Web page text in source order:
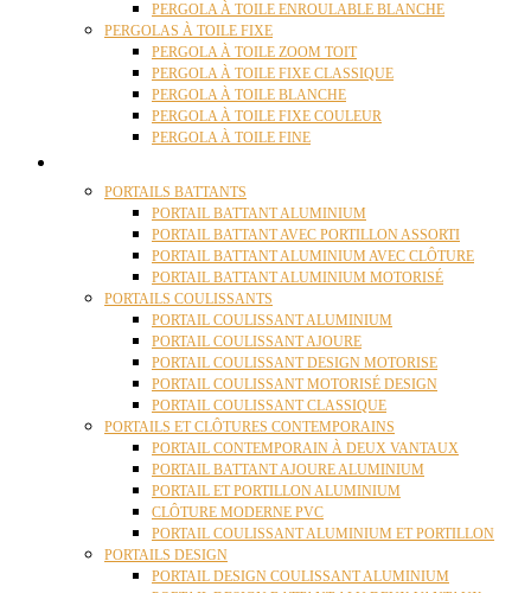
PERGOLA À TOILE ENROULABLE BLANCHE
PERGOLAS À TOILE FIXE
PERGOLA À TOILE ZOOM TOIT
PERGOLA À TOILE FIXE CLASSIQUE
PERGOLA À TOILE BLANCHE
PERGOLA À TOILE FIXE COULEUR
PERGOLA À TOILE FINE
PORTAILS BATTANTS
PORTAIL BATTANT ALUMINIUM
PORTAIL BATTANT AVEC PORTILLON ASSORTI
PORTAIL BATTANT ALUMINIUM AVEC CLÔTURE
PORTAIL BATTANT ALUMINIUM MOTORISÉ
PORTAILS COULISSANTS
PORTAIL COULISSANT ALUMINIUM
PORTAIL COULISSANT AJOURE
PORTAIL COULISSANT DESIGN MOTORISE
PORTAIL COULISSANT MOTORISÉ DESIGN
PORTAIL COULISSANT CLASSIQUE
PORTAILS ET CLÔTURES CONTEMPORAINS
PORTAIL CONTEMPORAIN À DEUX VANTAUX
PORTAIL BATTANT AJOURE ALUMINIUM
PORTAIL ET PORTILLON ALUMINIUM
CLÔTURE MODERNE PVC
PORTAIL COULISSANT ALUMINIUM ET PORTILLON
PORTAILS DESIGN
PORTAIL DESIGN COULISSANT ALUMINIUM